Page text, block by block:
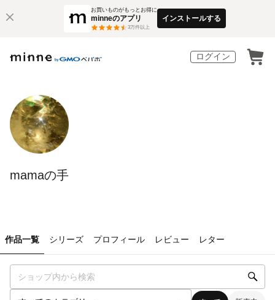
お買いものがもっとお得に
minneのアプリ
3万件以上
インストールする
ログイン
mamaの手
作品一覧 シリーズ プロフィール レビュー レター